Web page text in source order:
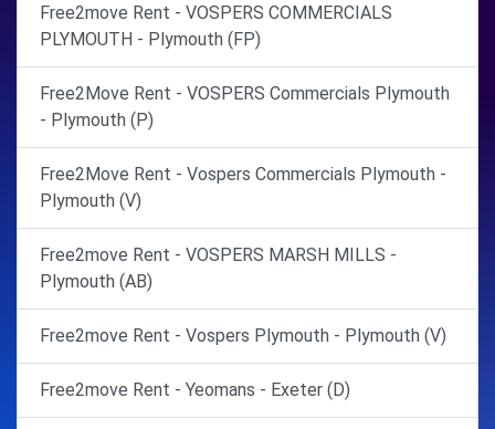
Free2move Rent - VOSPERS COMMERCIALS
PLYMOUTH - Plymouth (FP)
Free2Move Rent - VOSPERS Commercials Plymouth
- Plymouth (P)
Free2Move Rent - Vospers Commercials Plymouth -
Plymouth (V)
Free2move Rent - VOSPERS MARSH MILLS -
Plymouth (AB)
Free2move Rent - Vospers Plymouth - Plymouth (V)
Free2move Rent - Yeomans - Exeter (D)